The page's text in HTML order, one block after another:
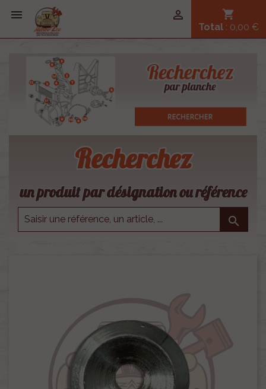
 shopping_cart
Total : 0,00 €

Recherchez
un produit par désignation ou référence
